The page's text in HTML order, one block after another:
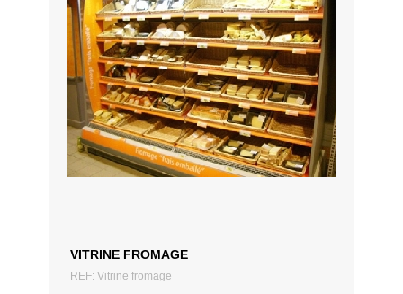
VITRINE FROMAGE
REF: Vitrine fromage
AJOUTER AU DEVIS